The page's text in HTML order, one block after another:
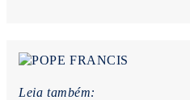
Leia também: